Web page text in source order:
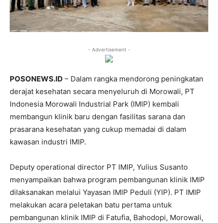
- Advertisement -
POSONEWS.ID – Dalam rangka mendorong peningkatan
derajat kesehatan secara menyeluruh di Morowali, PT
Indonesia Morowali Industrial Park (IMIP) kembali
membangun klinik baru dengan fasilitas sarana dan
prasarana kesehatan yang cukup memadai di dalam
kawasan industri IMIP.
Deputy operational director PT IMIP, Yulius Susanto
menyampaikan bahwa program pembangunan klinik IMIP
dilaksanakan melalui Yayasan IMIP Peduli (YIP). PT IMIP
melakukan acara peletakan batu pertama untuk
pembangunan klinik IMIP di Fatufia, Bahodopi, Morowali,